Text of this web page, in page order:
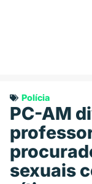
Polícia
PC-AM
sexuais